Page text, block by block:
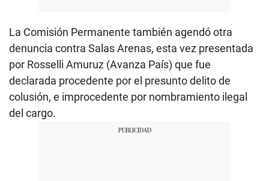
La Comisión Permanente también agendó otra
denuncia contra Salas Arenas, esta vez presentada
por Rosselli Amuruz (Avanza País) que fue
declarada procedente por el presunto delito de
colusión, e improcedente por nombramiento ilegal
del cargo.